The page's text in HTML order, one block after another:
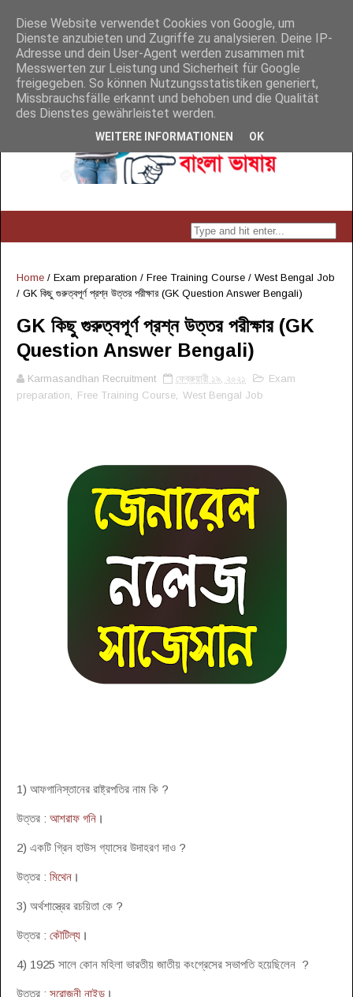
Home / Exam preparation / Free Training Course / West Bengal Job
/ GK কিছু গুরুত্বপূর্ণ প্রশ্ন উত্তর পরীক্ষার (GK Question Answer Bengali)
GK কিছু গুরুত্বপূর্ণ প্রশ্ন উত্তর পরীক্ষার (GK
Question Answer Bengali)
Karmasandhan Recruitment ফেব্রুয়ারী ১৯, ২০২১
Exam
preparation
Free Training Course West Bengal Job
1) আফগানিস্তানের রাষ্ট্রপতির নাম কি ?
উত্তর : আশরাফ গনি ।
2) একটি গ্রিন হাউস গ্যাসের উদাহরণ দাও ?
উত্তর : মিথেন ।
3) অর্থশাস্ত্রের রচয়িতা কে ?
উত্তর : কৌটিল্য ।
4) 1925 সালে কোন মহিলা ভারতীয় জাতীয় কংগ্রেসের সভাপতি হয়েছিলেন ?
উত্তর : সরোজনী নাইডু ।
Diese Website verwendet Cookies von Google, um
Dienste anzubieten und Zugriffe zu analysieren. Deine IP-
Adresse und dein User-Agent werden zusammen mit
Messwerten zur Leistung und Sicherheit für Google
freigegeben. So können Nutzungsstatistiken generiert,
Missbrauchsfälle erkannt und behoben und die Qualität
des Dienstes gewährleistet werden.
WEITERE INFORMATIONEN OK